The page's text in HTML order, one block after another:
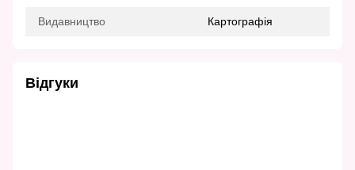
Видавництво Картографія
Відгуки